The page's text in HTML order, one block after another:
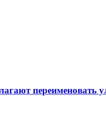
переименовать